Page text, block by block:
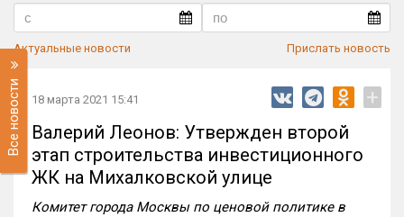
Актуальные новости Прислать новость
Все новости 18 марта 2021 15:41 +
Валерий Леонов: Утвержден второй
этап строительства инвестиционного
ЖК на Михалковской улице
Комитет города Москвы по ценовой политике в